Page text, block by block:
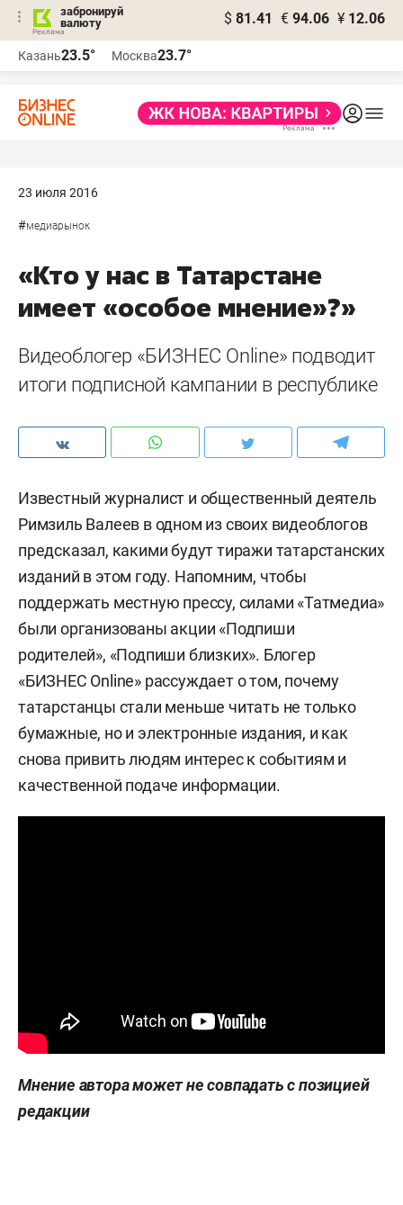
забронируй
валюту
$ 81.41 € 94.06 ¥ 12.06
Казань23.5° Москва23.7°
23 июля 2016
#медиарынок
«Кто у нас в Татарстане
имеет «особое мнение»?»
Видеоблогер «БИЗНЕС Online» подводит
итоги подписной кампании в республике
Известный журналист и общественный деятель
Римзиль Валеев в одном из своих видеоблогов
предсказал, какими будут тиражи татарстанских
изданий в этом году. Напомним, чтобы
поддержать местную прессу, силами «Татмедиа»
были организованы акции «Подпиши
родителей», «Подпиши близких». Блогер
«БИЗНЕС Online» рассуждает о том, почему
татарстанцы стали меньше читать не только
бумажные, но и электронные издания, и как
снова привить людям интерес к событиям и
качественной подаче информации.
Мнение автора может не совпадать с позицией
редакции